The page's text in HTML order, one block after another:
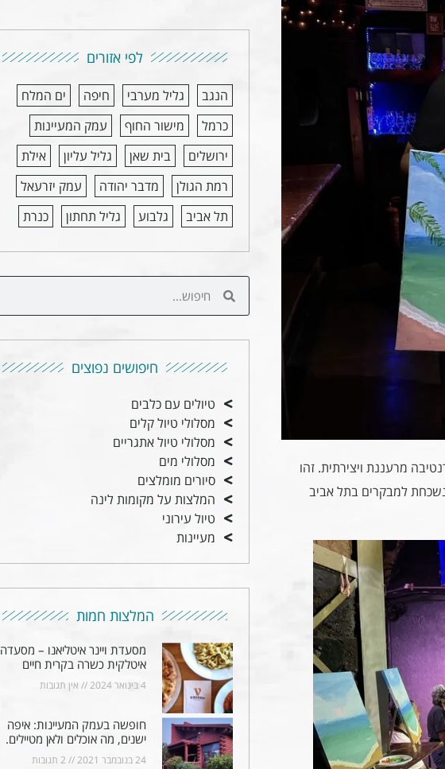
מרעננת ויצירתית. זהו
נשכחת למבקרים בתל אביב
לפי אזורים
הנגב גליל מערבי חיפה
ים המלח
כרמל
מישור החוף
עמק המעיינות
ירושלים
בית שאן גליל עליון
אילת
רמת הגולן
מדבר יהודה
עמק יזרעאל
תל אביב
גלבוע גליל תחתון כנרת
חיפושים נפוצים
טיולים עם כלבים
מסלולי טיול קלים
מסלולי טיול אתגריים
מסלולי מים
סיורים מומלצים
המלצות על מקומות לינה
טיול עירוני
מעיינות
המלצות חמות
מסעדת ויינר איטליאנו – מסעדה
איטלקית כשרה בקרית חיים
4 בינואר 2024 אין תגובות
חופשה בעמק המעיינות: איפה
ישנים, מה אוכלים ולאן מטיילים.
24 בנובמבר 2021